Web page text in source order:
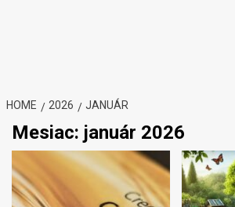
HOME 2026 JANUÁR
Mesiac: január 2026